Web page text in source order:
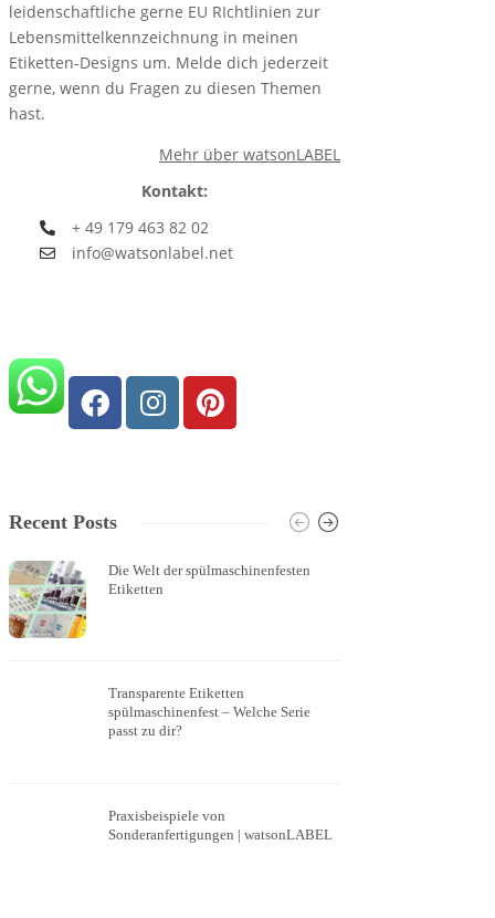
leidenschaftliche gerne EU RIchtlinien zur
Lebensmittelkennzeichnung in meinen
Etiketten-Designs um. Melde dich jederzeit
gerne, wenn du Fragen zu diesen Themen
hast.
Mehr über watsonLABEL
Kontakt:
+ 49 179 463 82 02
info@watsonlabel.net
Recent Posts
Die Welt der spülmaschinenfesten
Etiketten
Transparente Etiketten
spülmaschinenfest – Welche Serie
passt zu dir?
Praxisbeispiele von
Sonderanfertigungen | watsonLABEL